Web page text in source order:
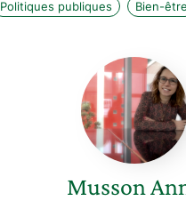
Politiques publiques Bien-être
Musson
Anne
Musson